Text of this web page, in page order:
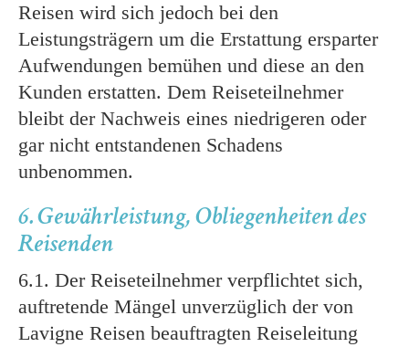
Reisen wird sich jedoch bei den
Leistungsträgern um die Erstattung ersparter
Aufwendungen bemühen und diese an den
Kunden erstatten. Dem Reiseteilnehmer
bleibt der Nachweis eines niedrigeren oder
gar nicht entstandenen Schadens
unbenommen.
6. Gewährleistung, Obliegenheiten des
Reisenden
6.1. Der Reiseteilnehmer verpflichtet sich,
auftretende Mängel unverzüglich der von
Lavigne Reisen beauftragten Reiseleitung